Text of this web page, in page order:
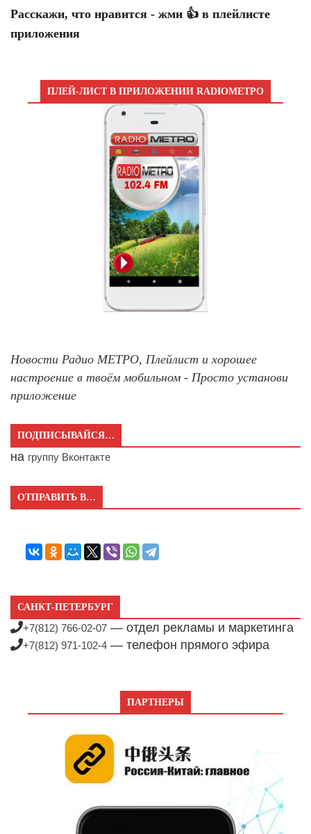
Расскажи, что нравится - жми 👍 в плейлисте
приложения
ПЛЕЙ-ЛИСТ В ПРИЛОЖЕНИИ RADIOМЕТРО
Новости Радио МЕТРО, Плейлист и хорошее
настроение в твоём мобильном - Просто установи
приложение
ПОДПИСЫВАЙСЯ…
на группу Вконтакте
ОТПРАВИТЬ В…
САНКТ-ПЕТЕРБУРГ
+7(812) 766-02-07 — отдел рекламы и маркетинга
+7(812) 971-102-4 — телефон прямого эфира
ПАРТНЕРЫ